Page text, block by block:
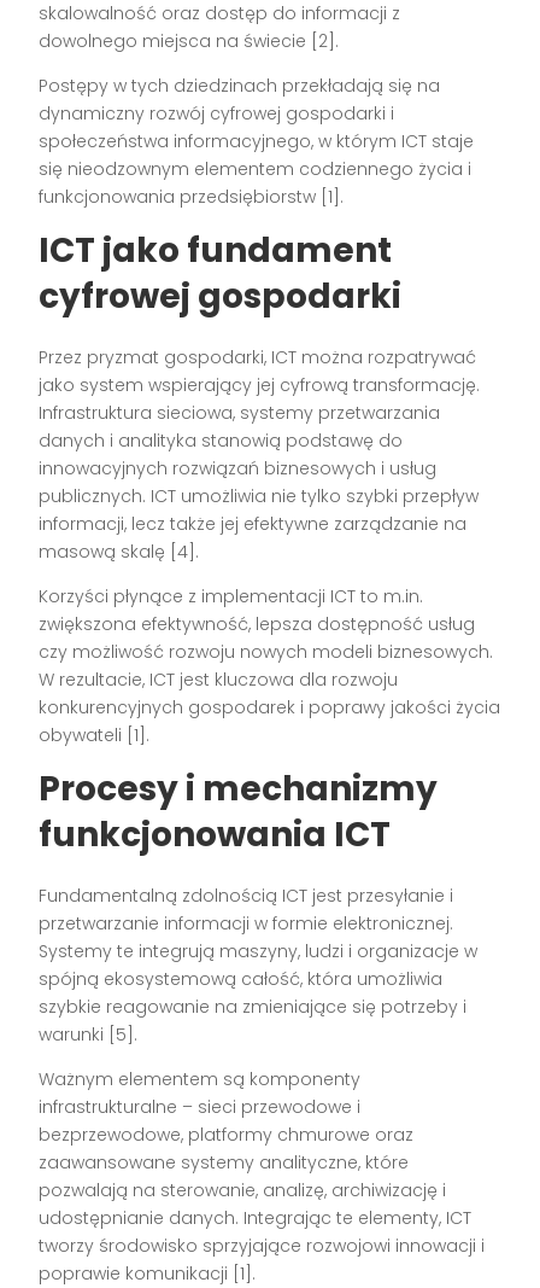
skalowalność oraz dostęp do informacji z
dowolnego miejsca na świecie [2].
Postępy w tych dziedzinach przekładają się na
dynamiczny rozwój cyfrowej gospodarki i
społeczeństwa informacyjnego, w którym ICT staje
się nieodzownym elementem codziennego życia i
funkcjonowania przedsiębiorstw [1].
ICT jako fundament
cyfrowej gospodarki
Przez pryzmat gospodarki, ICT można rozpatrywać
jako system wspierający jej cyfrową transformację.
Infrastruktura sieciowa, systemy przetwarzania
danych i analityka stanowią podstawę do
innowacyjnych rozwiązań biznesowych i usług
publicznych. ICT umożliwia nie tylko szybki przepływ
informacji, lecz także jej efektywne zarządzanie na
masową skalę [4].
Korzyści płynące z implementacji ICT to m.in.
zwiększona efektywność, lepsza dostępność usług
czy możliwość rozwoju nowych modeli biznesowych.
W rezultacie, ICT jest kluczowa dla rozwoju
konkurencyjnych gospodarek i poprawy jakości życia
obywateli [1].
Procesy i mechanizmy
funkcjonowania ICT
Fundamentalną zdolnością ICT jest przesyłanie i
przetwarzanie informacji w formie elektronicznej.
Systemy te integrują maszyny, ludzi i organizacje w
spójną ekosystemową całość, która umożliwia
szybkie reagowanie na zmieniające się potrzeby i
warunki [5].
Ważnym elementem są komponenty
infrastrukturalne – sieci przewodowe i
bezprzewodowe, platformy chmurowe oraz
zaawansowane systemy analityczne, które
pozwalają na sterowanie, analizę, archiwizację i
udostępnianie danych. Integrając te elementy, ICT
tworzy środowisko sprzyjające rozwojowi innowacji i
poprawie komunikacji [1].